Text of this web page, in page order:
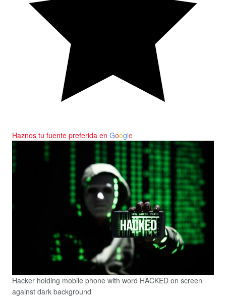
Haznos tu fuente preferida en Google
Hacker holding mobile phone with word HACKED on screen
against dark background